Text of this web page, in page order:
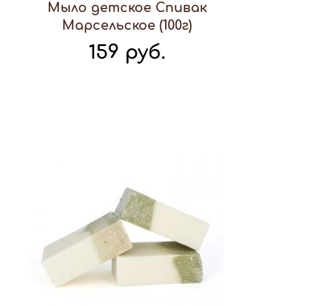
Мыло детское Спивак
Марсельское (100г)
159 руб.